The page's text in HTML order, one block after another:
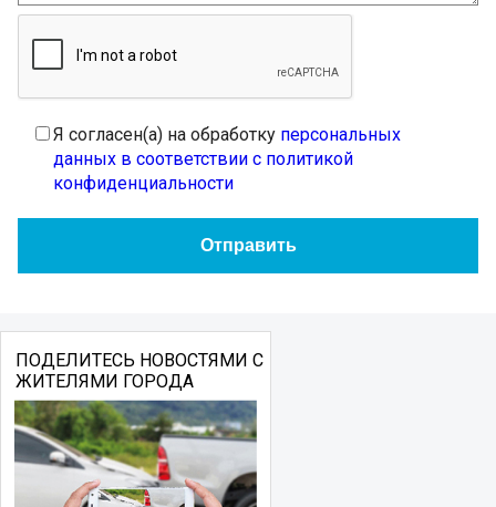
Я согласен(а) на обработку персональных
данных в соответствии с политикой
конфиденциальности
ПОДЕЛИТЕСЬ НОВОСТЯМИ С
ЖИТЕЛЯМИ ГОРОДА